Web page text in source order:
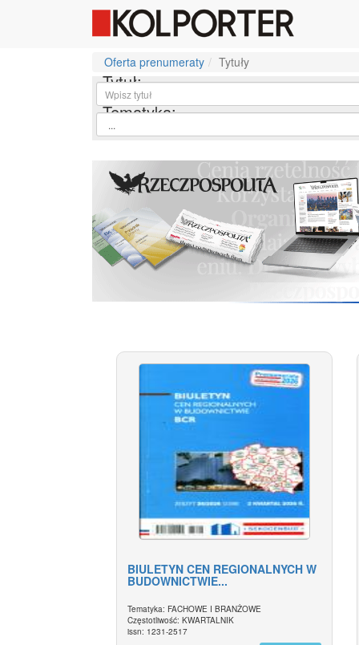
Oferta prenumeraty Tytuły
Tytuł:
Tematyka:
BIULETYN CEN REGIONALNYCH W
BUDOWNICTWIE...
Tematyka: FACHOWE I BRANŻOWE
Częstotliwość: KWARTALNIK
issn: 1231-2517